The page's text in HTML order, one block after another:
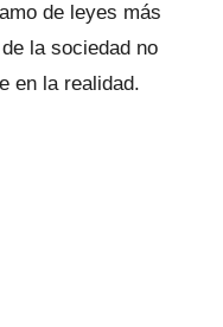
de leyes más
la sociedad no
en la realidad.